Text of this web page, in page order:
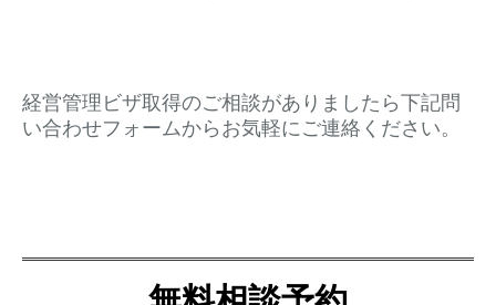
経営管理ビザ取得のご相談がありましたら下記問
い合わせフォームからお気軽にご連絡ください。